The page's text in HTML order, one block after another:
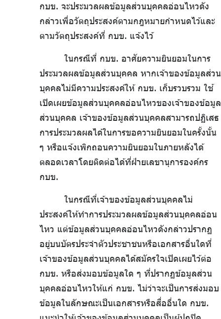
กบข. จะประมวลผลข้อมูลส่วนบุคคลอ่อนไหวดัง
กล่าวเพื่อวัตถุประสงค์ตามกฎหมายกำหนดไว้และ
ตามวัตถุประสงค์ที่ กบข. แจ้งไว้
ในกรณีที่ กบข. อาศัยความยินยอมในการ
ประมวลผลข้อมูลส่วนบุคคล หากเจ้าของข้อมูลส่วน
บุคคลไม่มีความประสงค์ให้ กบข. เก็บรวบรวม ใช้
เปิดเผยข้อมูลส่วนบุคคลอ่อนไหวของเจ้าของข้อมูล
ส่วนบุคคล เจ้าของข้อมูลส่วนบุคคลสามารถปฏิเสธ
การประมวลผลได้ในการขอความยินยอมในครั้งนั้น
ๆ หรือแจ้งเพิกถอนความยินยอมในภายหลังได้
ตลอดเวลาโดยติดต่อได้ที่ฝ่ายเลขานุการองค์กร
กบข.
ในกรณีที่เจ้าของข้อมูลส่วนบุคคลไม่
ประสงค์ให้ทำการประมวลผลข้อมูลส่วนบุคคลอ่อน
ไหว แต่ข้อมูลส่วนบุคคลอ่อนไหวดังกล่าวปรากฏ
อยู่บนบัตรประจำตัวประชาชนหรือเอกสารอื่นใดที่
เจ้าของข้อมูลส่วนบุคคลได้สมัครใจเปิดเผยไว้ต่อ
กบข. หรือส่งมอบข้อมูลใด ๆ ที่ปรากฏข้อมูลส่วน
บุคคลอ่อนไหวให้แก่ กบข. ไม่ว่าจะเป็นการส่งมอบ
ข้อมูลในลักษณะเป็นเอกสารหรือสื่ออื่นใด กบข.